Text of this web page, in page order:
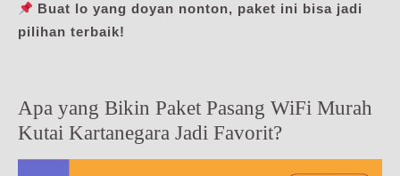
Buat lo yang doyan nonton, paket ini bisa jadi
pilihan terbaik!
Apa yang Bikin Paket Pasang WiFi Murah
Kutai Kartanegara Jadi Favorit?